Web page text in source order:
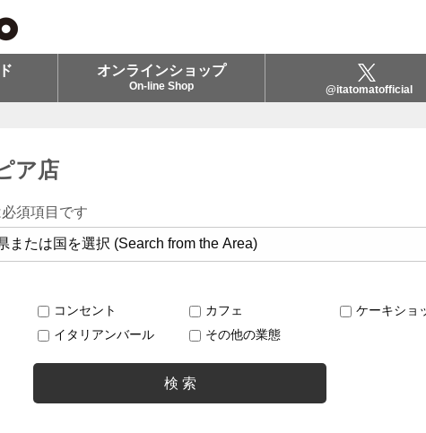
オンラインショップ
On-line Shop @itatomatofficial
ア店
須項目です
コンセント カフェ
ケーキショ
イタリアンバール その他の業態